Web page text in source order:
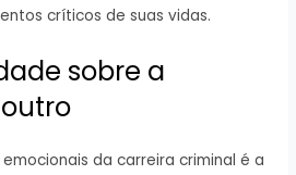
críticos de suas vidas.
sobre a
da carreira criminal é a